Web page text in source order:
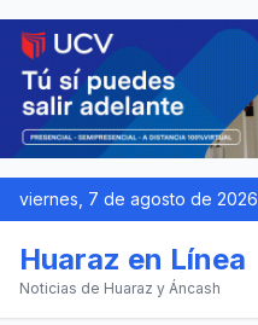
viernes, 7 de agosto de 2026
Huaraz en Línea
Noticias de Huaraz y Áncash